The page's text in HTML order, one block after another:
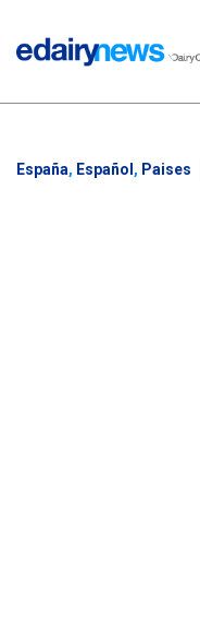
España, Español , Paises